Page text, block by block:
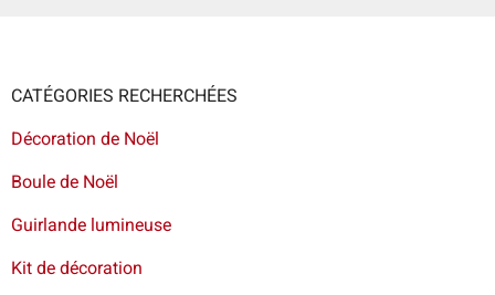
CATÉGORIES RECHERCHÉES
Décoration de Noël
Boule de Noël
Guirlande lumineuse
Kit de décoration